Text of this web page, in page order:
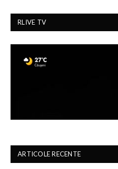
RLIVE TV
ARTICOLE RECENTE